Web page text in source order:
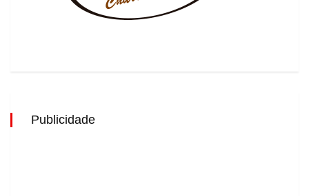
Publicidade